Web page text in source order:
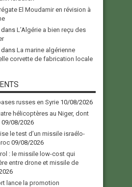
El Moudamir en révision à
dans L’Algérie a bien reçu des
dans La marine algérienne
corvette de fabrication locale
russes en Syrie 10/08/2026
hélicoptères au Niger, dont
09/08/2026
le test d’un missile israélo-
09/08/2026
: le missile low-cost qui
entre drone et missile de
lance la promotion